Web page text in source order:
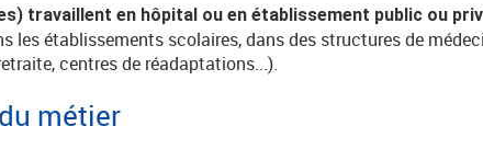
travaillent en hôpital ou en établissement public ou
les établissements scolaires, dans des structures de
centres de réadaptations...).
métier